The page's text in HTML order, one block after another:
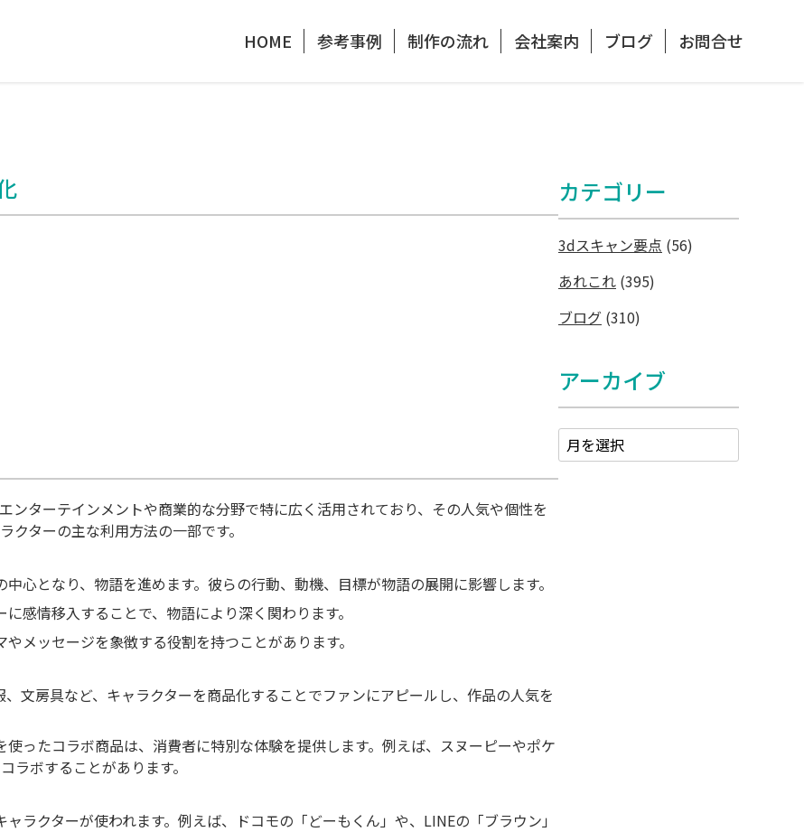
HOME 参考事例 制作の流れ 会社案内 ブログ お問合せ
ンターテインメントや商業的な分野で特に広く活用されており、その人気や個性を
ターの主な利用方法の一部です。
心となり、物語を進めます。彼らの行動、動機、目標が物語の展開に影響します。
感情移入することで、物語により深く関わります。
メッセージを象徴する役割を持つことがあります。
文房具など、キャラクターを商品化することでファンにアピールし、作品の人気を
使ったコラボ商品は、消費者に特別な体験を提供します。例えば、スヌーピーやポケ
ラボすることがあります。
ラクターが使われます。例えば、ドコモの「どーもくん」や、LINEの「ブラウン」
カテゴリー
3dスキャン要点 (56)
あれこれ (395)
ブログ (310)
アーカイブ